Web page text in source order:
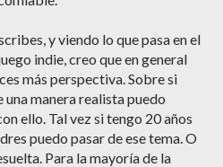
y viendo lo que pasa en el
indie, creo que en general
más perspectiva. Sobre si
manera realista puedo
ello. Tal vez si tengo 20 años
puedo pasar de ese tema. O
Para la mayoría de la